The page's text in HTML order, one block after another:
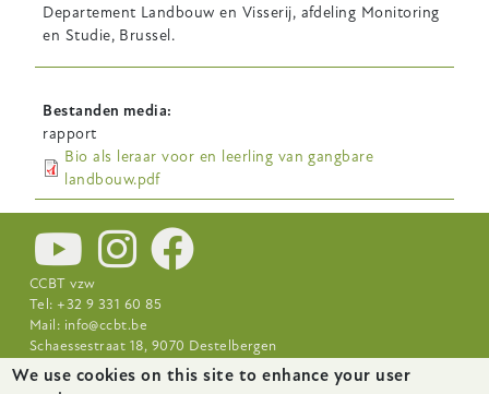
Departement Landbouw en Visserij, afdeling Monitoring
en Studie, Brussel.
Bestanden media
rapport
Bio als leraar voor en leerling van gangbare
landbouw.pdf
CCBT vzw
Tel: +32 9 331 60 85
Mail: info@ccbt.be
Schaessestraat 18, 9070 Destelbergen
Footer-
Nieuws Over CCBT Praktijkcentra
We use cookies on this site to enhance your user